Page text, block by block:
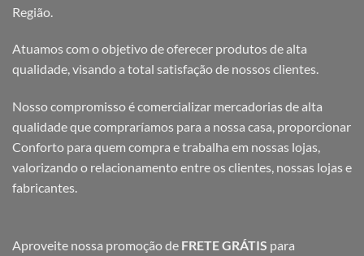
Região.
Atuamos com o objetivo de oferecer produtos de alta
qualidade, visando a total satisfação de nossos clientes.
Nosso compromisso é comercializar mercadorias de alta
qualidade que compraríamos para a nossa casa, proporcionar
Conforto para quem compra e trabalha em nossas lojas,
valorizando o relacionamento entre os clientes, nossas lojas e
fabricantes.
Aproveite nossa promoção de FRETE GRÁTIS para